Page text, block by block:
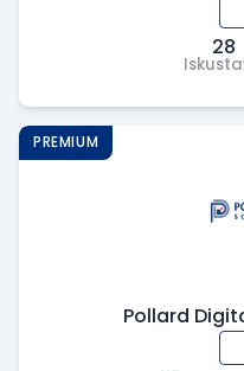
28
Pollard
PREMIUM